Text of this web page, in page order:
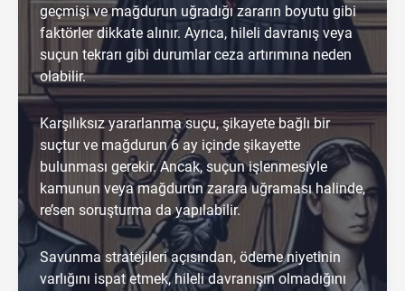
geçmişi ve mağdurun uğradığı zararın boyutu gibi
faktörler dikkate alınır. Ayrıca, hileli davranış veya
suçun tekrarı gibi durumlar ceza artırımına neden
olabilir.
Karşılıksız yararlanma suçu, şikayete bağlı bir
suçtur ve mağdurun 6 ay içinde şikayette
bulunması gerekir. Ancak, suçun işlenmesiyle
kamunun veya mağdurun zarara uğraması halinde,
re’sen soruşturma da yapılabilir.
Savunma stratejileri açısından, ödeme niyetinin
varlığını ispat etmek, hileli davranışın olmadığını